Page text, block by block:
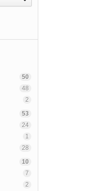
50
48
2
53
24
1
28
10
7
2